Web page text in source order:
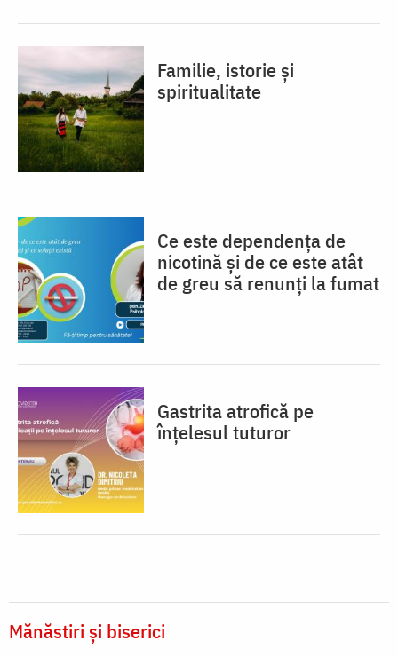
Familie, istorie și
spiritualitate
Ce este dependența de
nicotină și de ce este atât
de greu să renunți la fumat
Gastrita atrofică pe
înțelesul tuturor
Mănăstiri și biserici